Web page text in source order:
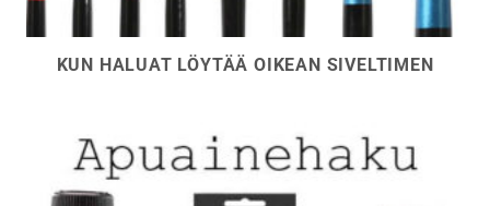
KUN HALUAT LÖYTÄÄ OIKEAN SIVELTIMEN